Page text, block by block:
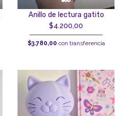
Anillo de lectura gatito
$4.200,00
$3.780,00 con transferencia